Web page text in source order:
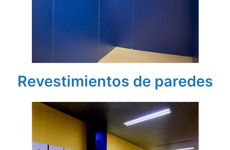
Revestimientos de paredes